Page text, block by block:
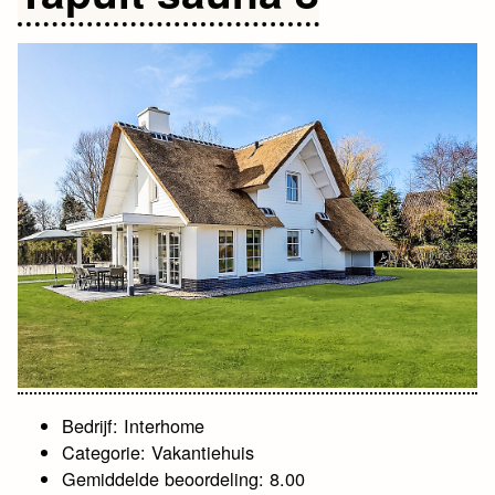
Bedrijf: Interhome
Categorie: Vakantiehuis
Gemiddelde beoordeling: 8.00